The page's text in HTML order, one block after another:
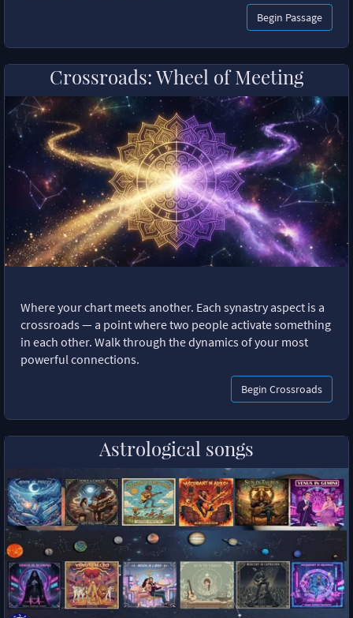
Begin Passage
Crossroads: Wheel of Meeting
Where your chart meets another. Each synastry aspect is a
crossroads — a point where two people activate something
in each other. Walk through the dynamics of your most
powerful connections.
Begin Crossroads
Astrological songs